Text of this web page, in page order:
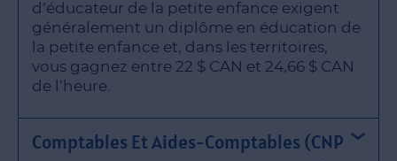
d’éducateur de la petite enfance exigent
généralement un diplôme en éducation de
la petite enfance et, dans les territoires,
vous gagnez entre 22 $ CAN et 24,66 $ CAN
de l’heure.
Comptables Et Aides-Comptables (CNP